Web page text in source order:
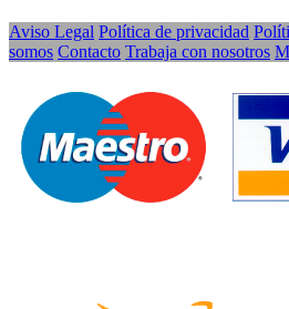
Aviso Legal Política de privacidad
somos Contacto Trabaja con nosotros